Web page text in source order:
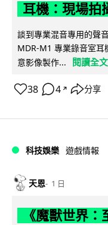
耳機：現場拍
談到專業混音專用的聲
MDR-M1 專業錄音室耳
意影像製作...
閱讀全文
38 4 ↗ 分享
科技娛樂 遊戲情報
天恩 1 日
《魔獸世界